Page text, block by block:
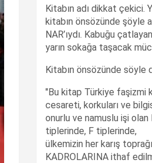
Kitabın adı dikkat çekici.
kitabın önsözünde şöyle
NAR’ıydı. Kabuğu
yarın sokağa taşacak
Kitabın önsözünde söyle
"Bu kitap Türkiye faşizmi
cesareti, korkuları ve
onurlu ve namuslu işi olan
tiplerinde, F tiplerinde,
ülkemizin her karış
KADROLARINA ithaf